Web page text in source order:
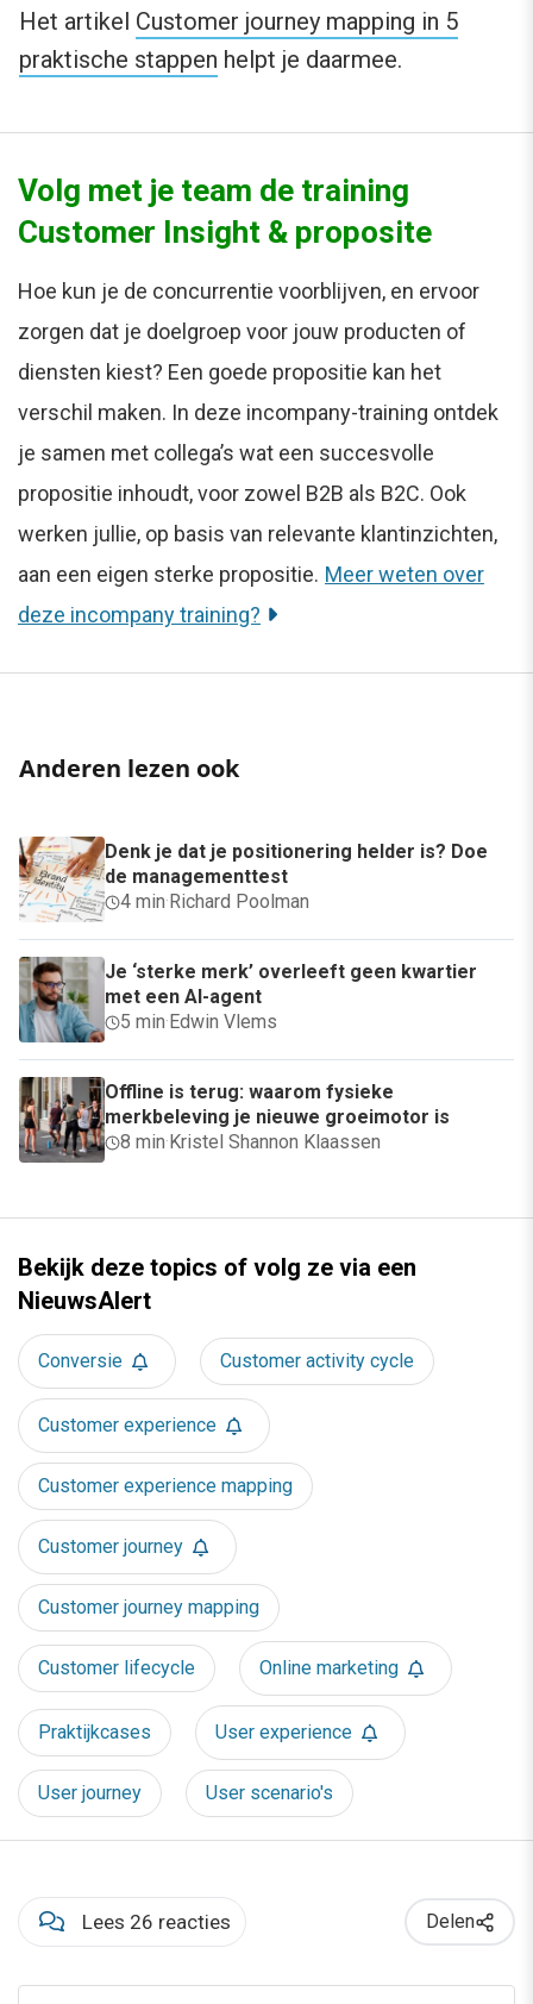
Het artikel Customer journey mapping in 5
praktische stappen helpt je daarmee.
Volg met je team de training
Customer Insight & proposite
Hoe kun je de concurrentie voorblijven, en ervoor
zorgen dat je doelgroep voor jouw producten of
diensten kiest? Een goede propositie kan het
verschil maken. In deze incompany-training ontdek
je samen met collega’s wat een succesvolle
propositie inhoudt, voor zowel B2B als B2C. Ook
werken jullie, op basis van relevante klantinzichten,
aan een eigen sterke propositie. Meer weten over
deze incompany training?
Anderen lezen ook
Denk je dat je positionering helder is? Doe
de managementtest
4 min·Richard Poolman
Je ‘sterke merk’ overleeft geen kwartier
met een AI-agent
5 min·Edwin Vlems
Offline is terug: waarom fysieke
merkbeleving je nieuwe groeimotor is
8 min·Kristel Shannon Klaassen
Bekijk deze topics of volg ze via een
NieuwsAlert
Conversie Customer activity cycle
Customer experience
Customer experience mapping
Customer journey
Customer journey mapping
Customer lifecycle Online marketing
Praktijkcases User experience
User journey User scenario's
Lees 26 reacties Delen